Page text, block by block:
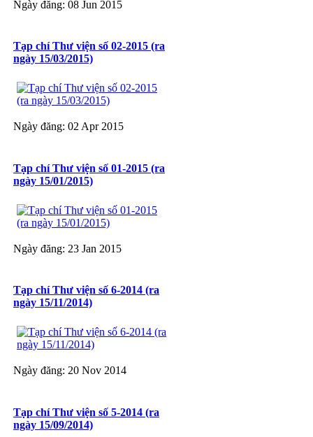
Ngày đăng: 08 Jun 2015
Tạp chí Thư viện số 02-2015 (ra
ngày 15/03/2015)
Ngày đăng: 02 Apr 2015
Tạp chí Thư viện số 01-2015 (ra
ngày 15/01/2015)
Ngày đăng: 23 Jan 2015
Tạp chí Thư viện số 6-2014 (ra
ngày 15/11/2014)
Ngày đăng: 20 Nov 2014
Tạp chí Thư viện số 5-2014 (ra
ngày 15/09/2014)